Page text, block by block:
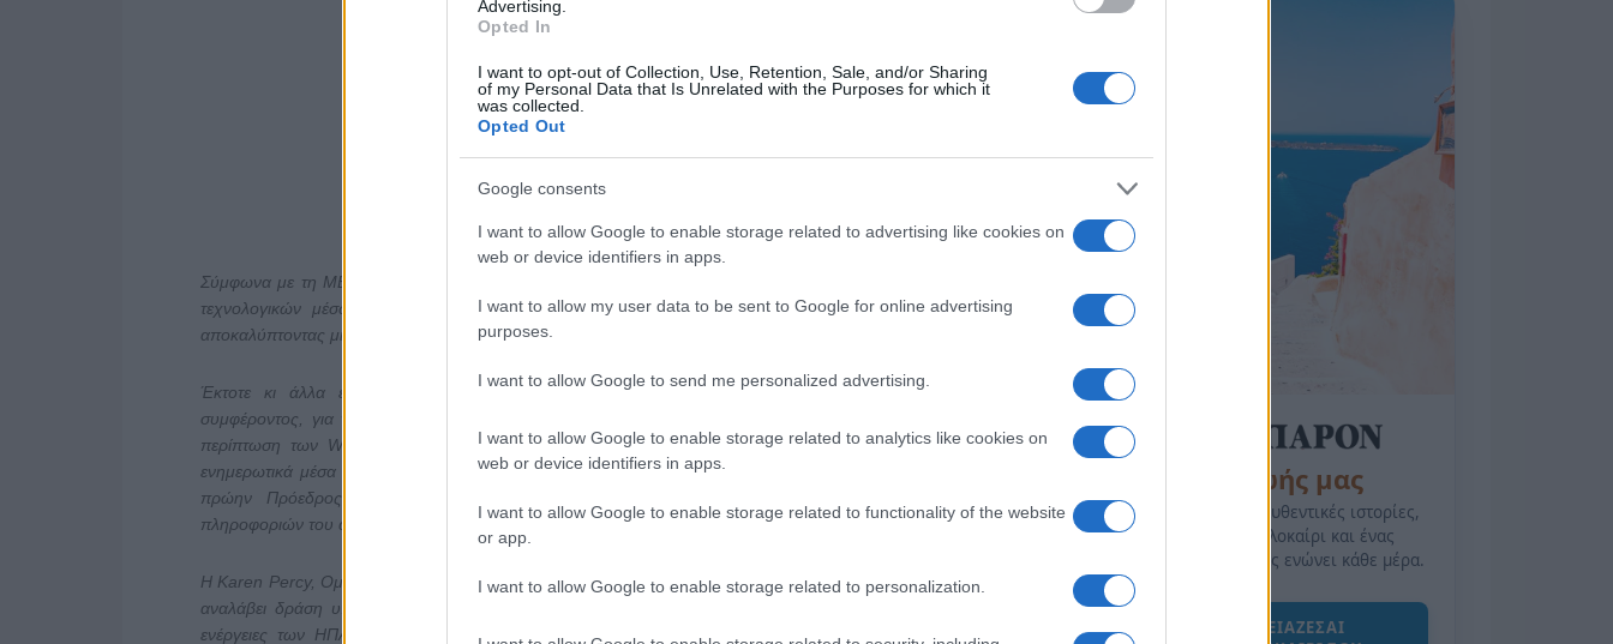
Advertising.
Opted In
I want to opt-out of Collection, Use, Retention, Sale, and/or Sharing
of my Personal Data that Is Unrelated with the Purposes for which it
was collected.
Opted Out
Google consents
I want to allow Google to enable storage related to advertising like cookies on
web or device identifiers in apps.
I want to allow my user data to be sent to Google for online advertising
purposes.
I want to allow Google to send me personalized advertising.
I want to allow Google to enable storage related to analytics like cookies on
web or device identifiers in apps.
I want to allow Google to enable storage related to functionality of the website
or app.
I want to allow Google to enable storage related to personalization.
Σύμφωνα με τη ΜΕΑΑ οι κριτές του βραβείου Walkey θεώρησαν ότι τα WikiLeaks έκαναν χρήση νέων
τεχνολογικών μέσων, προκειμένου «να διεισδύσουν στο εσωτερικό των κυβερνητικών διεργασιών
αποκαλύπτοντας μια χιονοστιβάδα ενοχλητικών αληθειών, σε ένα παγκόσμιο εκδοτικό πραξικόπημα» .
Έκτοτε κι άλλα ενημερωτικά μέσα χρησιμοποίησαν τους whistleblowers ή μάρτυρες δημοσίου
συμφέροντος, για να αποκαλύψουν, μεταξύ άλλων, παγκόσμιους μηχανισμούς φοροδιαφυγής. Στην
περίπτωση των WikiLeaks, μόνο ο Julian Assange αντιμετωπίζει κατηγορίες, κανένα από τα άλλα
ενημερωτικά μέσα που συνεργάστηκαν δεν αναφέρονται στις νομικές ενέργειες των ΗΠΑ. Το 2017, ο
πρώην Πρόεδρος των ΗΠΑ Barack Obama έδωσε χάρη στην Chelsea Manning, αναλύτρια
πληροφοριών του αμερικανικού στρατού, η οποία διέρρευσε απόρρητες πληροφορίες στα WikiLeaks.
Η Κaren Percy, Ομοσπονδιακή Πρόεδρος της ΜΕΑΑ δήλωσε: «Καλούμε την αυστραλιανή κυβέρνηση να
αναλάβει δράση υπέρ του Julian Assange και να ασκήσει πίεση lobbying για να απελευθερωθεί. Οι
ενέργειες των ΗΠΑ συνιστούν ένα προειδοποιητικό σήμα σε δημοσιογράφους και whistleblowers ή
της Ζωής μας
Οι άνθρωποι, οι αυθεντικές ιστορίες,
το ελληνικό καλοκαίρι και ένας
πολιτισμός που μας ενώνει κάθε μέρα.
ΟΣΑ ΧΡΕΙΑΖΕΣΑΙ